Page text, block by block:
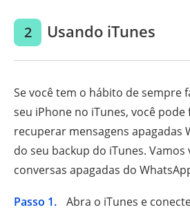
2 Usando iTunes
Se você tem o hábito de sempre
seu iPhone no iTunes, você
recuperar mensagens apagadas
do seu backup do iTunes.
conversas apagadas do
Passo 1.
Abra o iTunes e